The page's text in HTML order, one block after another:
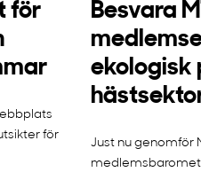
för
för
Besvara
ekologisk
Just nu genomför